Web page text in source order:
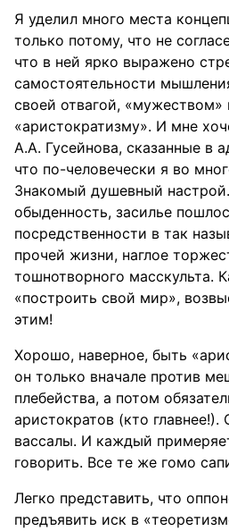
Я уделил много места
только потому, что не
что в ней ярко выражено
самостоятельности
своей отвагой, «мужеством»
«аристократизму». И мне
А.А. Гусейнова, сказанные в
что по-человечески я во
Знакомый душевный
обыденность, засилье
посредственности в так
прочей жизни, наглое
тошнотворного масскульта.
«построить свой мир»,
этим!
Хорошо, наверное, быть
он только вначале против
плебейства, а потом
аристократов (кто главнее!).
вассалы. И каждый
говорить. Все те же гомо
Легко представить, что
предъявить иск в